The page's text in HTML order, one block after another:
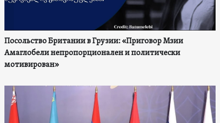
Посольство Британии в Грузии: «Приговор Мзии
Амаглобели непропорционален и политически
мотивирован»